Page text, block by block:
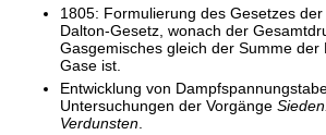
1805: Formulierung des Gesetzes
Dalton-Gesetz, wonach der
Gasgemisches gleich der Summe der
Gase ist.
Entwicklung von
Untersuchungen der Vorgänge Sieden.
Verdunsten